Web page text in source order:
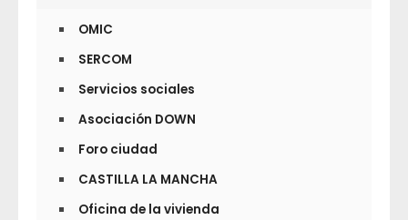
OMIC
SERCOM
Servicios sociales
Asociación DOWN
Foro ciudad
CASTILLA LA MANCHA
Oficina de la vivienda